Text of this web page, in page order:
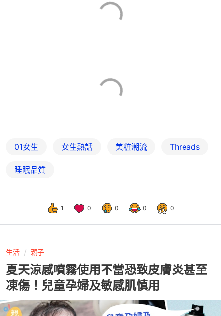
01女生 女生熱話 美粧潮流 Threads
睡眠品質
1 0 0 0 0
生活 親子
夏天涼感噴霧使用不當恐致皮膚炎甚至
凍傷！兒童孕婦及敏感肌慎用